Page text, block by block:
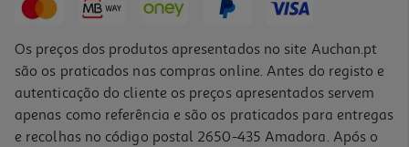
Os preços dos produtos apresentados no site Auchan.pt
são os praticados nas compras online. Antes do registo e
autenticação do cliente os preços apresentados servem
apenas como referência e são os praticados para entregas
e recolhas no código postal 2650-435 Amadora. Após o